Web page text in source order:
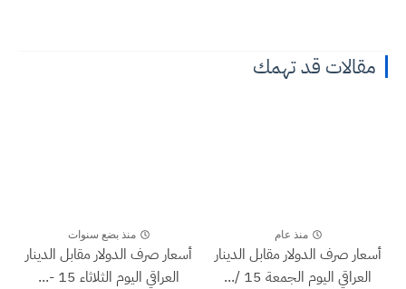
مقالات قد تهمك
منذ عام
أسعار صرف الدولار مقابل الدينار
العراقي اليوم الجمعة 15 /...
منذ بضع سنوات
أسعار صرف الدولار مقابل الدينار
العراقي اليوم الثلاثاء 15 -...